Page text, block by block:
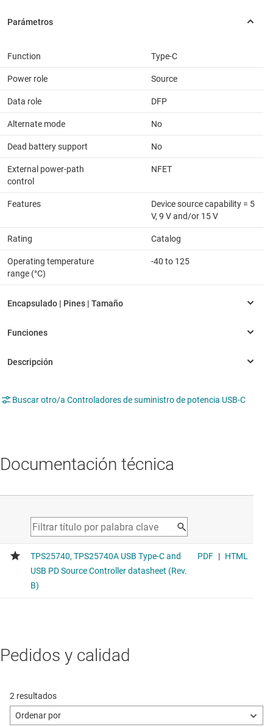
Function Type-C
Power role Source
Data role DFP
Alternate mode No
Dead battery support No
External power-path
control
NFET
Features
Device source capability = 5
V, 9 V and/or 15 V
Rating Catalog
Operating temperature
range (°C)
-40 to 125
Buscar otro/a Controladores de suministro de potencia USB-C
Documentación técnica
Pedidos y calidad